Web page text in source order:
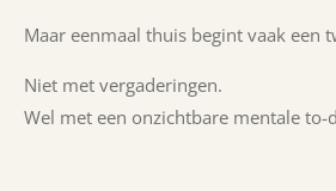
Maar eenmaal thuis begint vaak een
Niet met vergaderingen.
Wel met een onzichtbare mentale to-